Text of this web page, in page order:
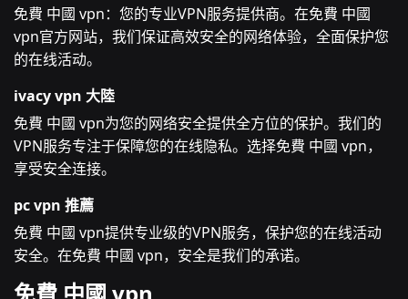
免費 中國 vpn：您的专业VPN服务提供商。在免費 中國
vpn官方网站，我们保证高效安全的网络体验，全面保护您
的在线活动。
ivacy vpn 大陸
免費 中國 vpn为您的网络安全提供全方位的保护。我们的
VPN服务专注于保障您的在线隐私。选择免費 中國 vpn，
享受安全连接。
pc vpn 推薦
免費 中國 vpn提供专业级的VPN服务，保护您的在线活动
安全。在免費 中國 vpn，安全是我们的承诺。